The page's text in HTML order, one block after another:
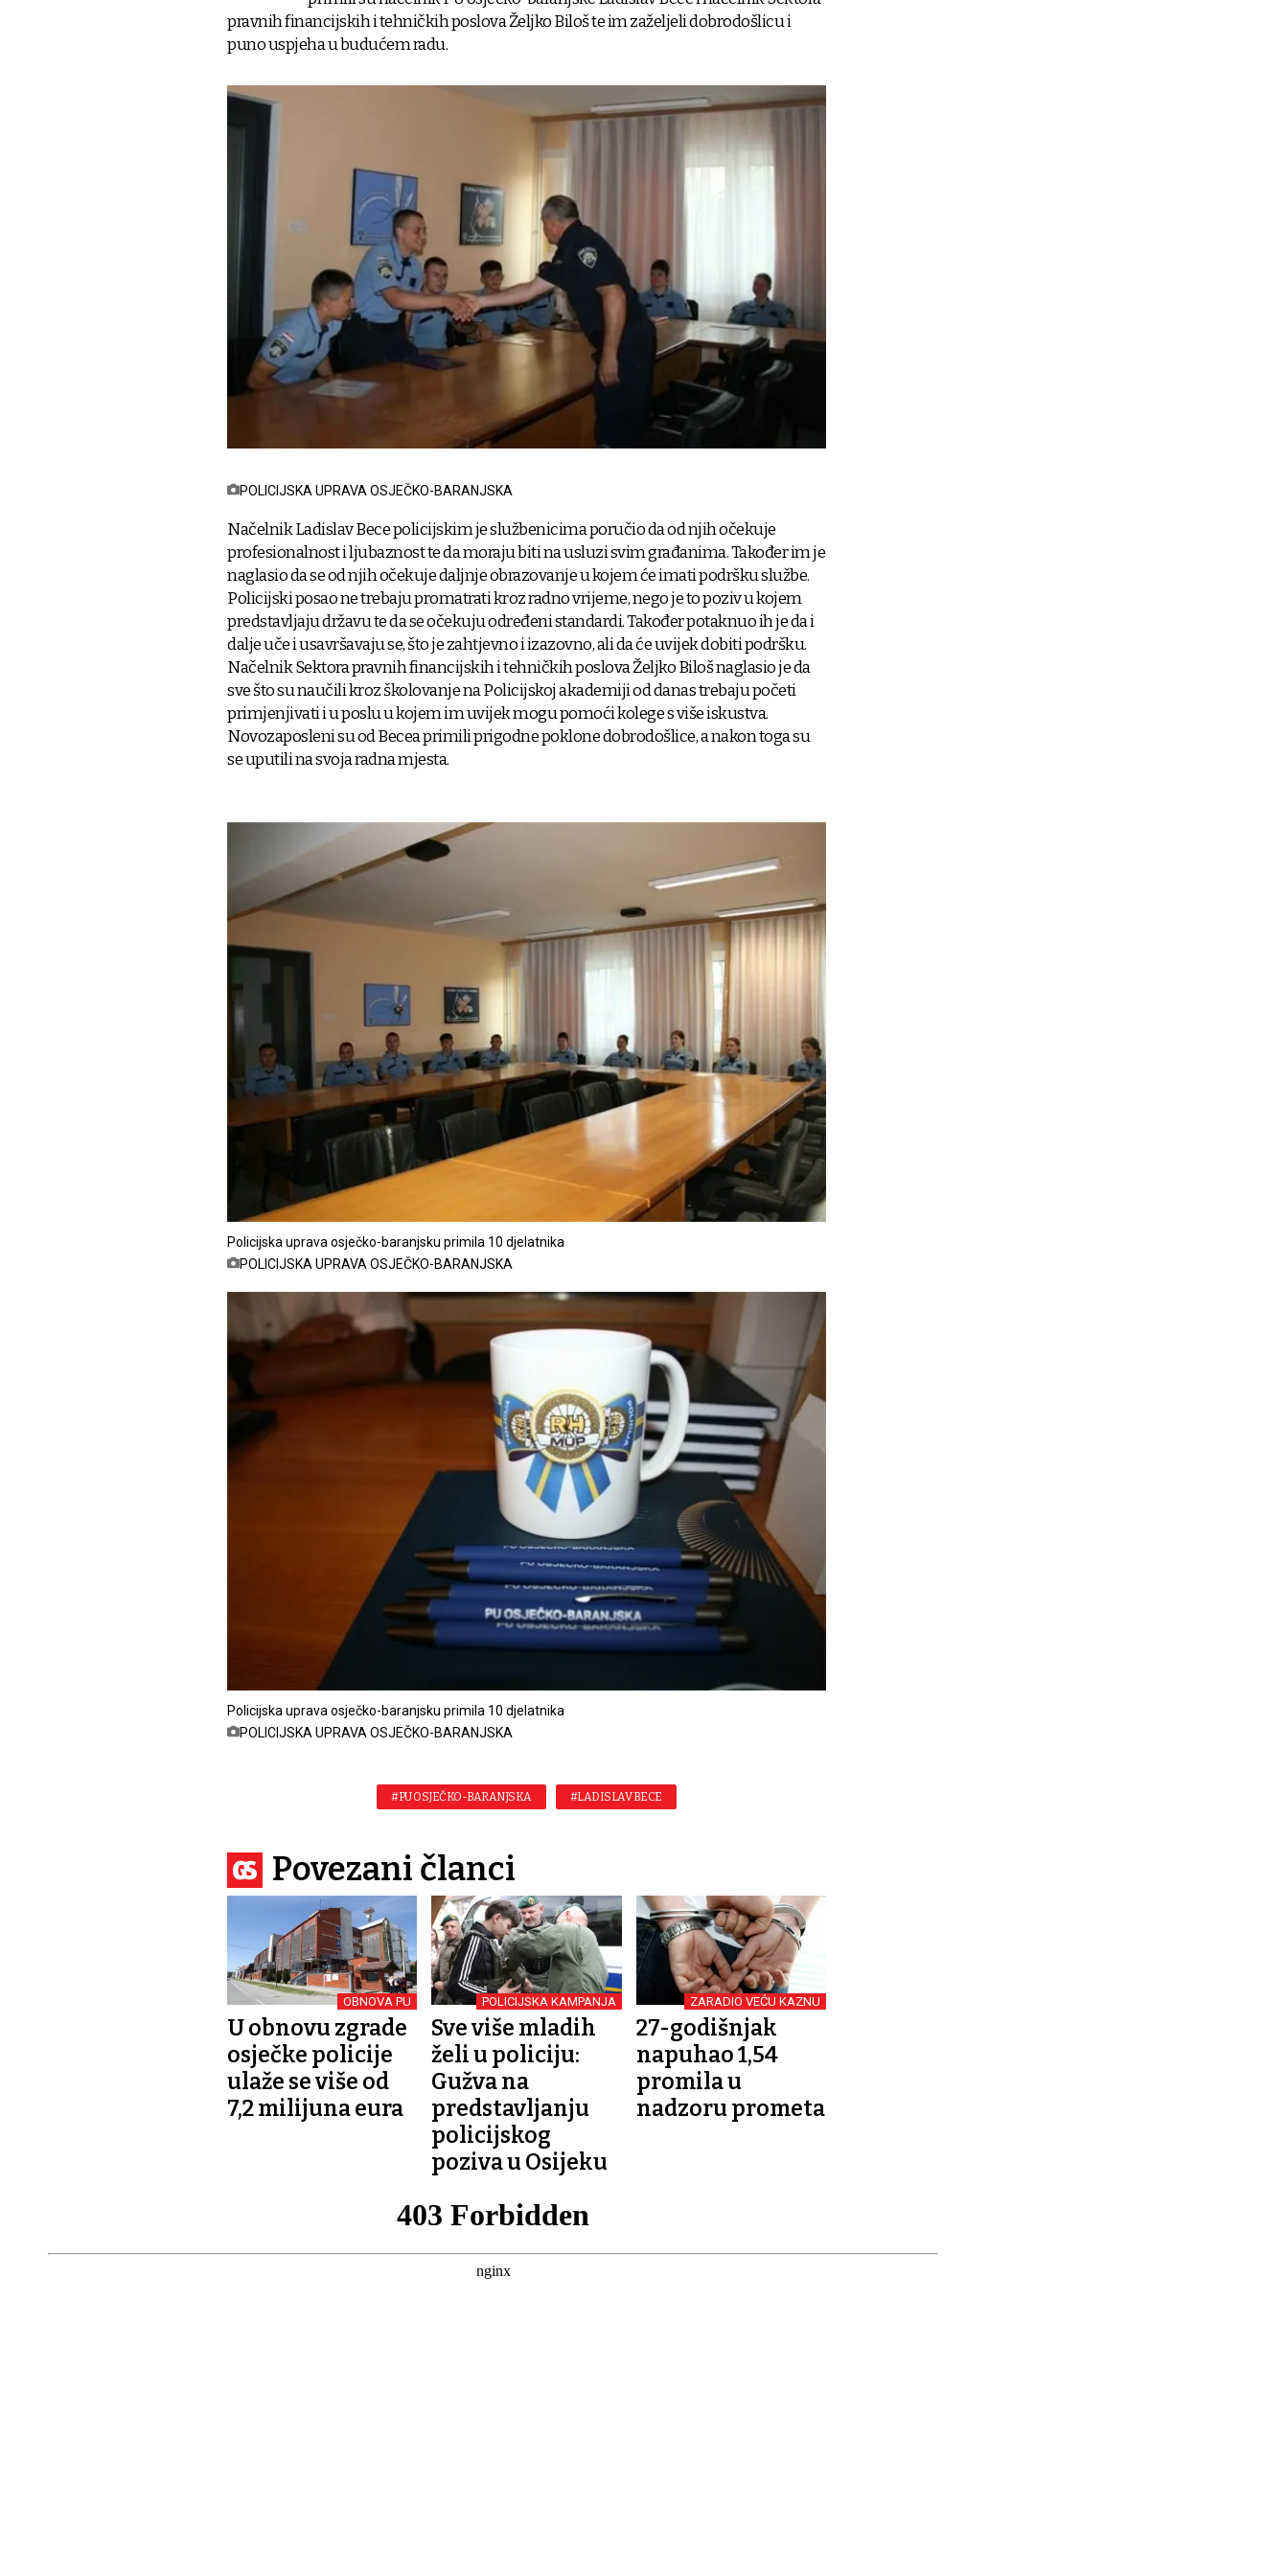
pravnih financijskih i tehničkih poslova Željko Biloš te im zaželjeli dobrodošlicu i
puno uspjeha u budućem radu.
POLICIJSKA UPRAVA OSJEČKO-BARANJSKA
Načelnik Ladislav Bece policijskim je službenicima poručio da od njih očekuje
profesionalnost i ljubaznost te da moraju biti na usluzi svim građanima. Također im je
naglasio da se od njih očekuje daljnje obrazovanje u kojem će imati podršku službe.
Policijski posao ne trebaju promatrati kroz radno vrijeme, nego je to poziv u kojem
predstavljaju državu te da se očekuju određeni standardi. Također potaknuo ih je da i
dalje uče i usavršavaju se, što je zahtjevno i izazovno, ali da će uvijek dobiti podršku.
Načelnik Sektora pravnih financijskih i tehničkih poslova Željko Biloš naglasio je da
sve što su naučili kroz školovanje na Policijskoj akademiji od danas trebaju početi
primjenjivati i u poslu u kojem im uvijek mogu pomoći kolege s više iskustva.
Novozaposleni su od Becea primili prigodne poklone dobrodošlice, a nakon toga su
se uputili na svoja radna mjesta.
Policijska uprava osječko-baranjsku primila 10 djelatnika
POLICIJSKA UPRAVA OSJEČKO-BARANJSKA
Policijska uprava osječko-baranjsku primila 10 djelatnika
POLICIJSKA UPRAVA OSJEČKO-BARANJSKA
#PU OSJEČKO-BARANJSKA #LADISLAV BECE
Povezani članci
OBNOVA PU
U obnovu zgrade
osječke policije
ulaže se više od
7,2 milijuna eura
POLICIJSKA KAMPANJA
Sve više mladih
želi u policiju:
Gužva na
predstavljanju
policijskog
poziva u Osijeku
ZARADIO VEĆU KAZNU
27-godišnjak
napuhao 1,54
promila u
nadzoru prometa